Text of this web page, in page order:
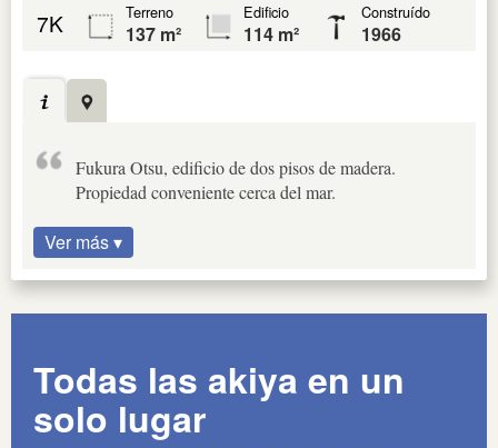
7K Terreno
137 m²
Edificio
114 m²
Construído
1966
Fukura Otsu, edificio de dos pisos de madera.
Propiedad conveniente cerca del mar.
Ver más ▾
Todas las akiya en un
solo lugar